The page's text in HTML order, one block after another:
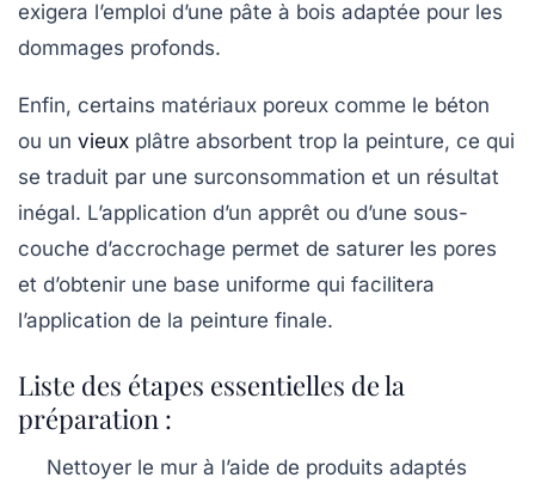
exigera l’emploi d’une pâte à bois adaptée pour les
dommages profonds.
Enfin, certains matériaux poreux comme le béton
ou un vieux plâtre absorbent trop la peinture, ce qui
se traduit par une surconsommation et un résultat
inégal. L’application d’un apprêt ou d’une sous-
couche d’accrochage permet de saturer les pores
et d’obtenir une base uniforme qui facilitera
l’application de la peinture finale.
Liste des étapes essentielles de la
préparation :
Nettoyer le mur à l’aide de produits adaptés